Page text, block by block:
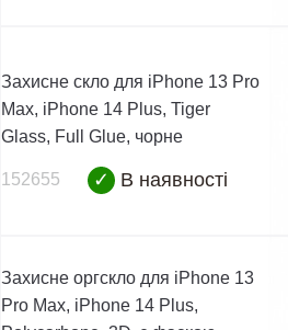
Захисне скло для iPhone 13 Pro
Max, iPhone 14 Plus, Tiger
Glass, Full Glue, чорне
152655 ✓ В наявності
Захисне оргскло для iPhone 13
Pro Max, iPhone 14 Plus,